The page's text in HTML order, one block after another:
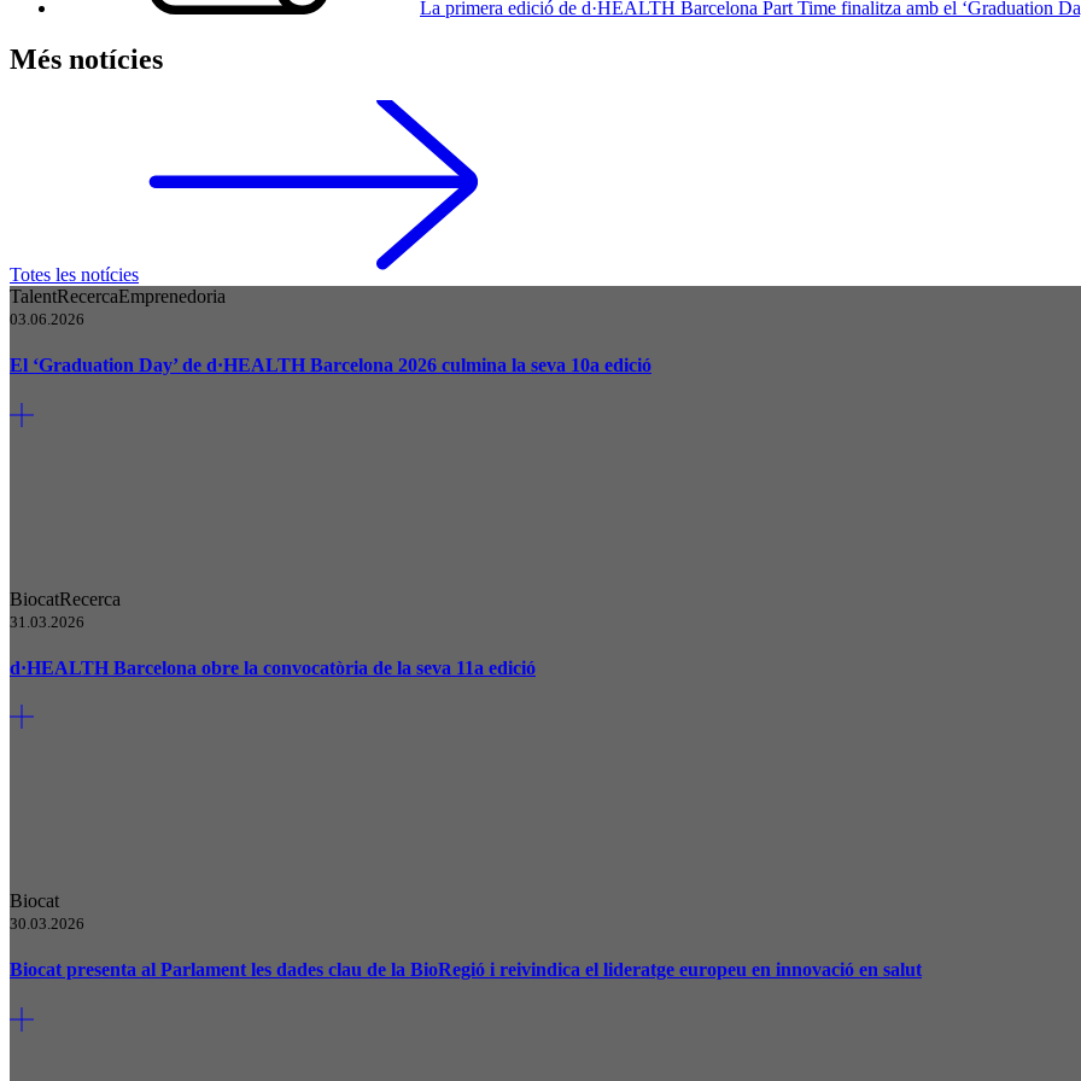
La primera edició de d·HEALTH Barcelona Part Time finalitza amb el ‘Graduation
Més notícies
Totes les notícies
TalentRecercaEmprenedoria
03.06.2026
El ‘Graduation Day’ de d·HEALTH Barcelona 2026 culmina la seva 10a edició
BiocatRecerca
31.03.2026
d·HEALTH Barcelona obre la convocatòria de la seva 11a edició
Biocat
30.03.2026
Biocat presenta al Parlament les dades clau de la BioRegió i reivindica el lideratge europeu en innovació en salut